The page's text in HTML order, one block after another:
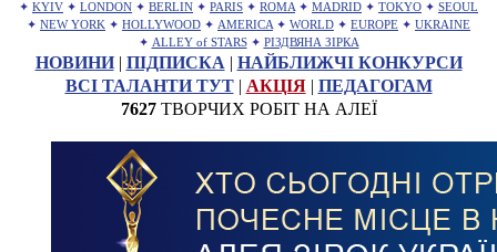
✦ KYIV ✦ LONDON ✦ BERLIN ✦ PARIS ✦ ROMA ✦ MADRID ✦ TOKYO ✦ SEOUL
✦ NEW YORK ✦ HOLLYWOOD ✦ AMERICA ✦ WORLD ✦ EUROPE ✦ UKRAINE
✦ ALLEY of STARS ✦ РІЗДВЯНА ЗІРКА
НОВИНИ| ПІДПИСКА | НАЙБЛИЖЧІ КОНКУРСИ
ВСІ ТАЛАНТИ ТУТ| АКЦІЯ| ПЕДАГОГАМ
7627ТВОРЧИХ РОБІТ НА АЛЕЇ